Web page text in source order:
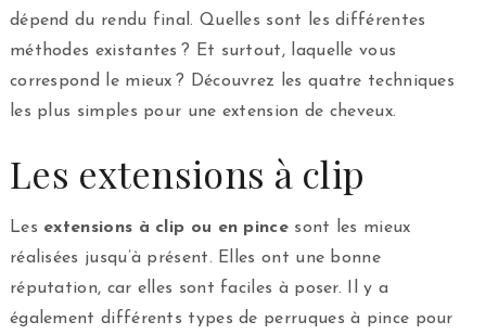
dépend du rendu final. Quelles sont les différentes
méthodes existantes ? Et surtout, laquelle vous
correspond le mieux ? Découvrez les quatre techniques
les plus simples pour une extension de cheveux.
Les extensions à clip
Les extensions à clip ou en pince sont les mieux
réalisées jusqu’à présent. Elles ont une bonne
réputation, car elles sont faciles à poser. Il y a
également différents types de perruques à pince pour